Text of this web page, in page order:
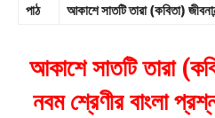
পাঠ
আকাশে সাতটি তারা (কবিতা)
আকাশে সাতটি তারা
নবম শ্রেণীর বাংলা